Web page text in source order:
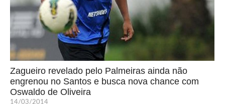
Zagueiro revelado pelo Palmeiras ainda não
engrenou no Santos e busca nova chance com
Oswaldo de Oliveira
14/03/2014